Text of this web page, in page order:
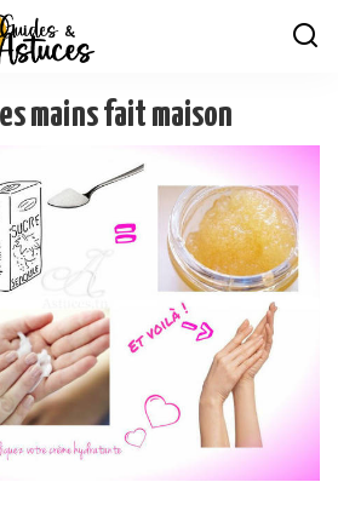
mains fait maison